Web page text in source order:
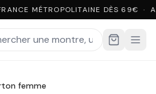
MÉTROPOLITAINE DÈS 69€ ·
femme